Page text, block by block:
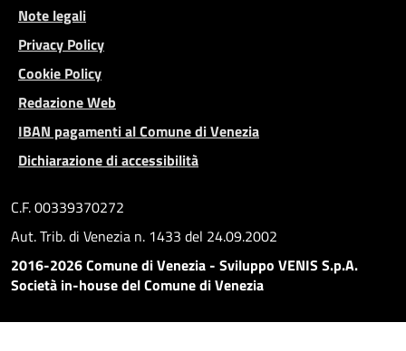
Note legali
Privacy Policy
Cookie Policy
Redazione Web
IBAN pagamenti al Comune di Venezia
Dichiarazione di accessibilità
C.F. 00339370272
Aut. Trib. di Venezia n. 1433 del 24.09.2002
2016-2026 Comune di Venezia - Sviluppo VENIS S.p.A.
Società in-house del Comune di Venezia